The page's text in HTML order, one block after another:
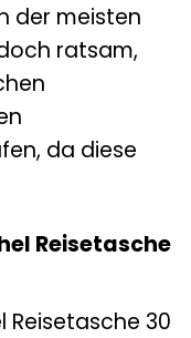
der meisten
ratsam,
da diese
Reisetasche
Reisetasche 30